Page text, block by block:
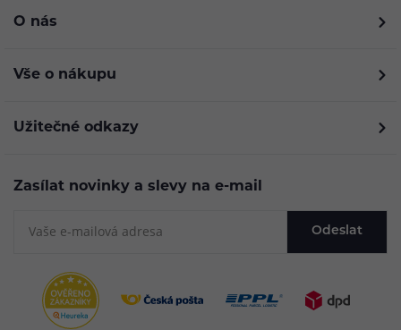
O nás
Vše o nákupu
Užitečné odkazy
Zasílat novinky a slevy na e-mail
Odeslat